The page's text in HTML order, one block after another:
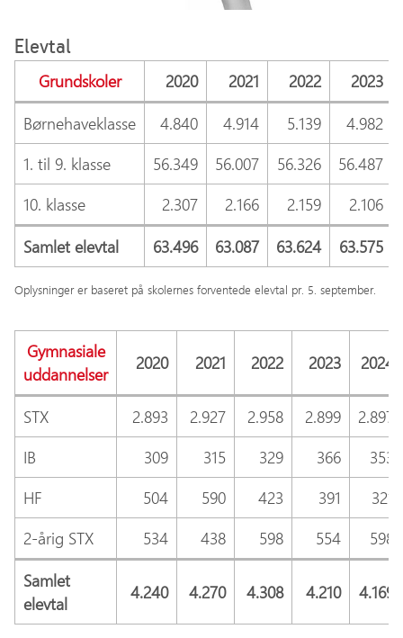
Elevtal
Grundskoler 2020 2021 2022
2023
Børnehaveklasse
4.840 4.914 5.139
4.982
1. til 9. klasse
56.349 56.007 56.326 56.487
10. klasse
2.307 2.166 2.159
2.106
Samlet elevtal
63.496 63.087 63.624 63.575
Oplysninger er baseret på skolernes forventede elevtal pr. 5. september.
Gymnasiale
uddannelser
2020 2021 2022 2023 2024
STX 2.893 2.927 2.958 2.899
2.897
IB
309 315 329 366
353
HF
504 590 423 391
321
2-årig STX
534 438 598 554
598
Samlet
elevtal
4.240 4.270 4.308 4.210 4.169